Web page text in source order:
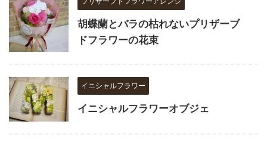
胡蝶蘭とバラの枯れないプリザーブ
ドフラワーの花束
イニシャルフラワー
イニシャルフラワーオブジェ